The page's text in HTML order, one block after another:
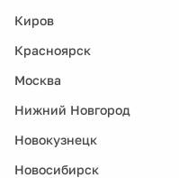
Киров
Красноярск
Москва
Нижний Новгород
Новокузнецк
Новосибирск